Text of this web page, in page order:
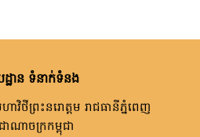
ឋាន ទំនាក់ទំនង
ាវិថីព្រះនរោត្តម រាជធានីភ្នំពេញ
ាណាចក្រកម្ពុជា